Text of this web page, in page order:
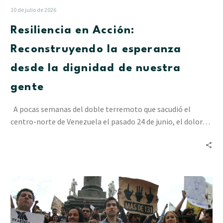
10 de julio de 2026
Resiliencia en Acción:
Reconstruyendo la esperanza
desde la dignidad de nuestra
gente
A pocas semanas del doble terremoto que sacudió el
centro-norte de Venezuela el pasado 24 de junio, el dolor…
La
incidencia
juvenil
en